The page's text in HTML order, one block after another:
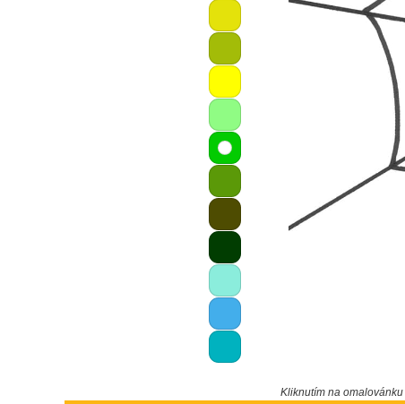
Kliknutím na omalovánku